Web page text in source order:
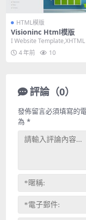
HTML模版
Visioninc Html模版
I Website Template,XHTML
ansitiona...
4 年前 10
評論（0）
發佈留言必須填寫的
為 *